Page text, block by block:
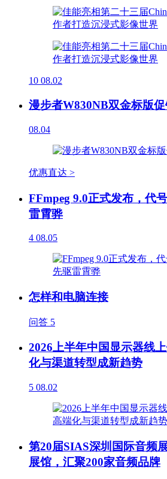
10 08.02
漫步者W830NB双金标版
08.04
优惠直达 >
FFmpeg 9.0正式发布，代
雷霄骅
4 08.05
怎样和电脑连接
问答 5
2026上半年中国显示器线
化与渠道转型成新趋势
5 08.02
第20届SIAS深圳国际音频
展馆，汇聚200家音频品牌